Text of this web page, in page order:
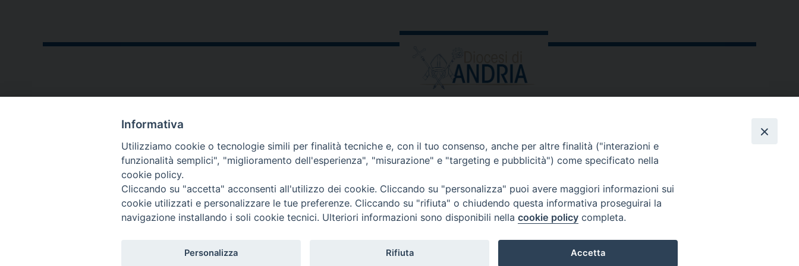
76123 - Andria (BT)
diocesi@diocesiandria.org
+39 0883.593032
+39 0883.592596
Orari uffici
Calendario diocesano
Per invio di comunicati, notizie e segnalazioni scrivere a: stampa@diocesiandria.org
Informativa
Utilizziamo cookie o tecnologie simili per finalità tecniche e, con il tuo consenso, anche per altre finalità ("interazioni e
funzionalità semplici", "miglioramento dell'esperienza", "misurazione" e "targeting e pubblicità") come specificato nella
cookie policy.
Cliccando su "accetta" acconsenti all'utilizzo dei cookie. Cliccando su "personalizza" puoi avere maggiori informazioni sui
cookie utilizzati e personalizzare le tue preferenze. Cliccando su "rifiuta" o chiudendo questa informativa proseguirai la
navigazione installando i soli cookie tecnici. Ulteriori informazioni sono disponibili nella cookie policy completa.
Personalizza Rifiuta Accetta